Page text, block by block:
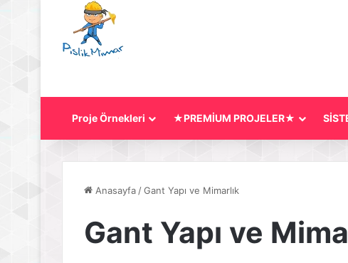
Proje Örnekleri ★PREMİUM PROJELER★
Anasayfa /Gant Yapı ve Mimarlık
Gant Yapı ve